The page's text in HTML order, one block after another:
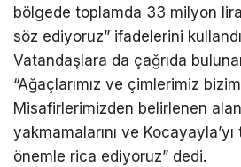
bölgede toplamda 33 milyon
söz ediyoruz” ifadelerini
Vatandaşlara da çağrıda
“Ağaçlarımız ve çimlerimiz
Misafirlerimizden belirlenen
yakmamalarını ve Kocayayla’yı
önemle rica ediyoruz” dedi.